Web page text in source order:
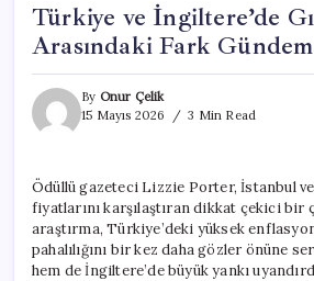
Türkiye ve İngiltere’de
Arasındaki Fark
By Onur Çelik
15 Mayıs 2026
3 Min Read
Ödüllü gazeteci Lizzie Porter, İstanbul
fiyatlarını karşılaştıran dikkat çekici bir
araştırma, Türkiye’deki yüksek
pahalılığını bir kez daha gözler önüne
hem de İngiltere’de büyük yankı